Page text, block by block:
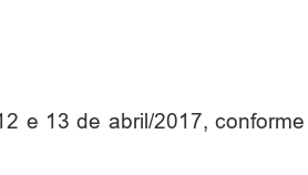
e 13 de abril/2017,